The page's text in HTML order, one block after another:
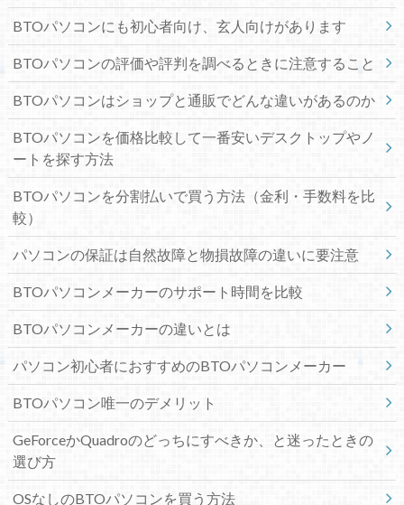
BTOパソコンにも初心者向け、玄人向けがあります
BTOパソコンの評価や評判を調べるときに注意すること
BTOパソコンはショップと通販でどんな違いがあるのか
BTOパソコンを価格比較して一番安いデスクトップやノ
ートを探す方法
BTOパソコンを分割払いで買う方法（金利・手数料を比
較）
パソコンの保証は自然故障と物損故障の違いに要注意
BTOパソコンメーカーのサポート時間を比較
BTOパソコンメーカーの違いとは
パソコン初心者におすすめのBTOパソコンメーカー
BTOパソコン唯一のデメリット
GeForceかQuadroのどっちにすべきか、と迷ったときの
選び方
OSなしのBTOパソコンを買う方法